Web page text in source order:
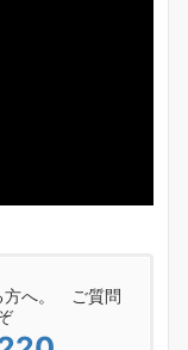
方へ。 ご質問